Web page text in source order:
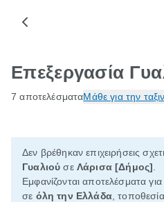
Επεξεργασία
7 αποτελέσματαΜάθε για την
Δεν βρέθηκαν επιχειρήσεις
Γυαλιού σε Λάρισα [Δήμος]
Εμφανίζονται αποτελέσματα για
σε όλη την Ελλάδα,